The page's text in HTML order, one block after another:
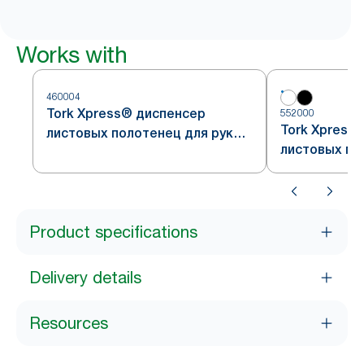
Works with
460004
Tork Xpress® диспенсер
листовых полотенец для рук
система H2
552000
Tork
листовых
Multifold,
Product specifications
Delivery details
Resources